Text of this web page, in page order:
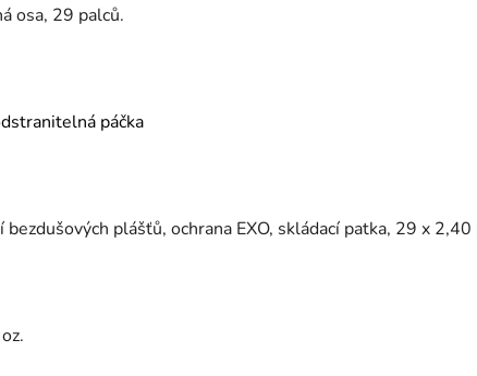
osa, 29 palců.
páčka
plášťů, ochrana EXO, skládací patka, 29 x 2,40